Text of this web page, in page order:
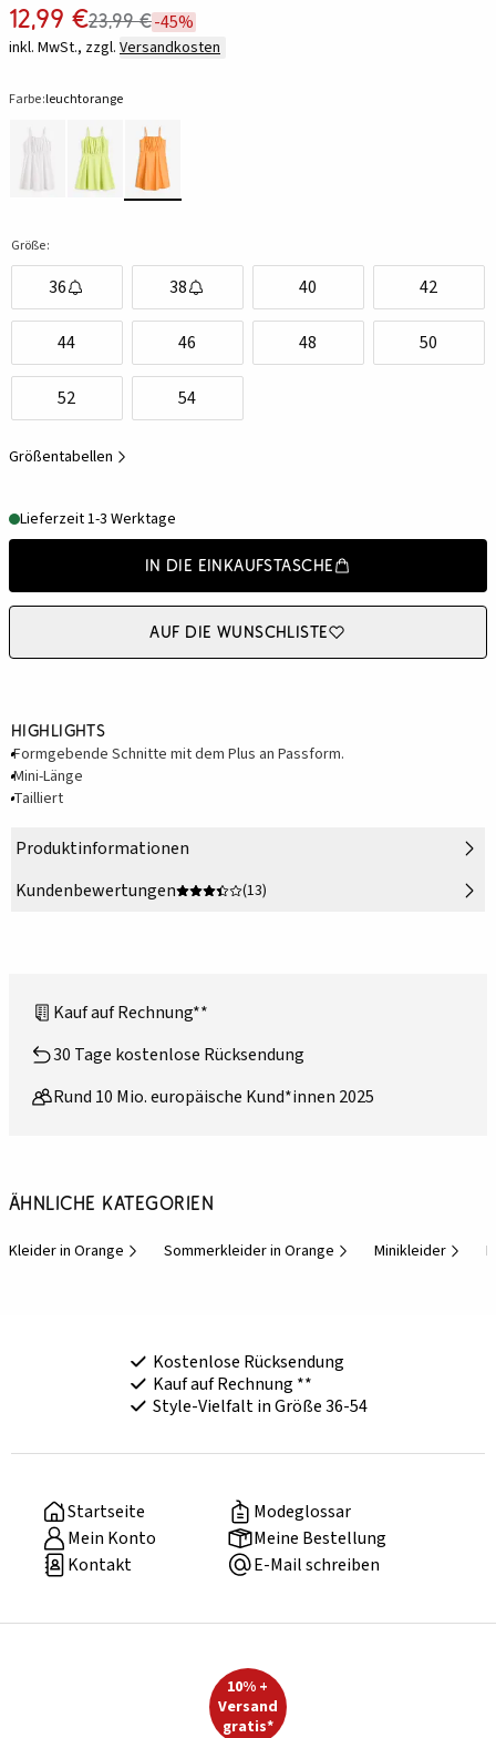
12,99 €23,99 €-45%
inkl. MwSt., zzgl. Versandkosten
Farbe:leuchtorange
Größe:
36 38 40 42
44 46 48 50
52 54
Größentabellen
Lieferzeit 1-3 Werktage
In die Einkaufstasche
Auf die Wunschliste
Highlights
Formgebende Schnitte mit dem Plus an Passform.
Mini-Länge
Tailliert
Produktinformationen
Kundenbewertungen
(13)
Kauf auf Rechnung**
30 Tage kostenlose Rücksendung
Rund 10 Mio. europäische Kund*innen 2025
Ähnliche Kategorien
Kleider in Orange Sommerkleider in Orange Minikleider
Kostenlose Rücksendung
Kauf auf Rechnung **
Style-Vielfalt in Größe 36-54
Startseite
Modeglossar
Mein Konto
Meine Bestellung
Kontakt
E-Mail schreiben
10% +
Versand
gratis*